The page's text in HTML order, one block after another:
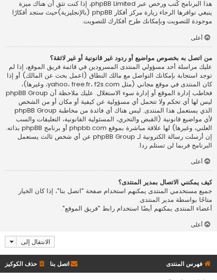
هذا البرنامج كُتب ورخص عبر phpBB Limited، إذا كنت تثق أن هناك ميزة
ينبغي توافرها الرجاء زيارة مركز أفكار phpBB (بالإنجليزية)
حيث ستجد أفكارًا
موجودة للتصويت وبإمكانك طرح أفكارك للتصويت.
أعلى
من اتصل به بخصوص مواضيع أو ردود غير قانونية أو غير لائقة؟
عليك مراسلة أحد مسؤولي المنتدى المسرودين في قائمة فريق الموقع، إذا لم
توجد استجابة بإمكانك التواصل مع مالك النطاق (اعمل بحث عن المالك) أو إذا
كان المنتدى في موقع مجاني (مثل yahoo، free.fr، f2s.com، وغيرها)،
فخاطب إدارة الموقع أو إدارة سوء الاستغلال. عليك ملاحظة أن phpBB Group
ليس لها أي تحكم ولا تتحمل أي مسؤولية عن كيفية أو مكان أو من الشخص
الذي يستعمل هذا المنتدى. ليس هناك أي فائدة من مخاطبة phpBB Group
لأي مواضيع قانونية (القبض والتحري، المسئولية القانونية، التعليقات والسب
العلني، وغيرها) لها علاقة مباشرة بموقع phpbb.com أو برنامج phpBB بذاته.
إن أرسلت رسالة الكترونية لـ phpBB Group عن أي شخص ثالث يستعمل
البرنامج فربما لن تستلم ردا.
أعلى
كيف يمكنني الاتصال بمدير المنتدى؟
جميع مستخدمي المنتدى يمكنهم استخدام صفحة "اتصل بنا"، إذا كان الخيار
متاحًا بواسطة مدير المنتدى.
أعضاء المنتدى يمكنهم أيضًا استخدام رابط "فريق الموقع".
أعلى
الانتقال إلى
فهرس المنتدى حذف الكوكيز اتصل بنا